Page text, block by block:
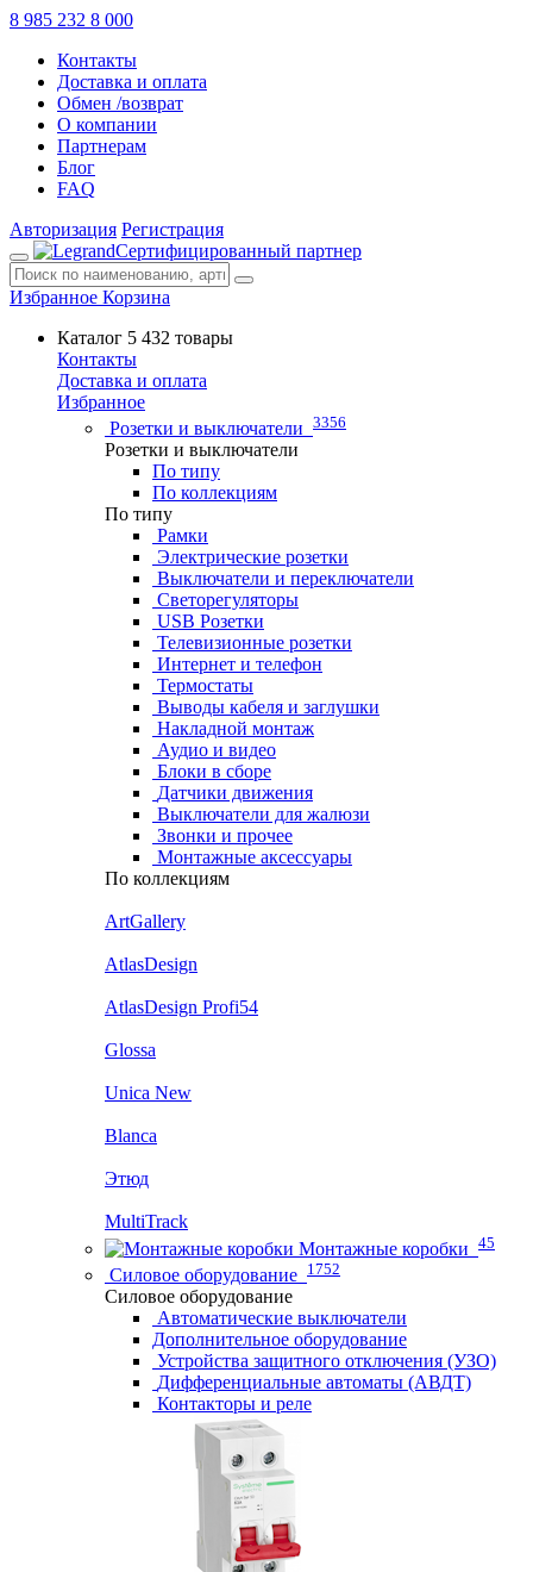
8 985 232 8 000
Контакты
Доставка и оплата
Обмен /возврат
О компании
Партнерам
Блог
FAQ
Авторизация Регистрация
Сертифицированный партнер
Избранное Корзина
Каталог 5 432 товары
Контакты
Доставка и оплата
Избранное
Розетки и выключатели 3356
Розетки и выключатели
По типу
По коллекциям
По типу
Рамки
Электрические розетки
Выключатели и переключатели
Светорегуляторы
USB Розетки
Телевизионные розетки
Интернет и телефон
Термостаты
Выводы кабеля и заглушки
Накладной монтаж
Аудио и видео
Блоки в сборе
Датчики движения
Выключатели для жалюзи
Звонки и прочее
Монтажные аксессуары
По коллекциям
ArtGallery
AtlasDesign
AtlasDesign Profi54
Glossa
Unica New
Blanca
Этюд
MultiTrack
Монтажные коробки 45
Силовое оборудование 1752
Силовое оборудование
Автоматические выключатели
Дополнительное оборудование
Устройства защитного отключения (УЗО)
Дифференциальные автоматы (АВДТ)
Контакторы и реле